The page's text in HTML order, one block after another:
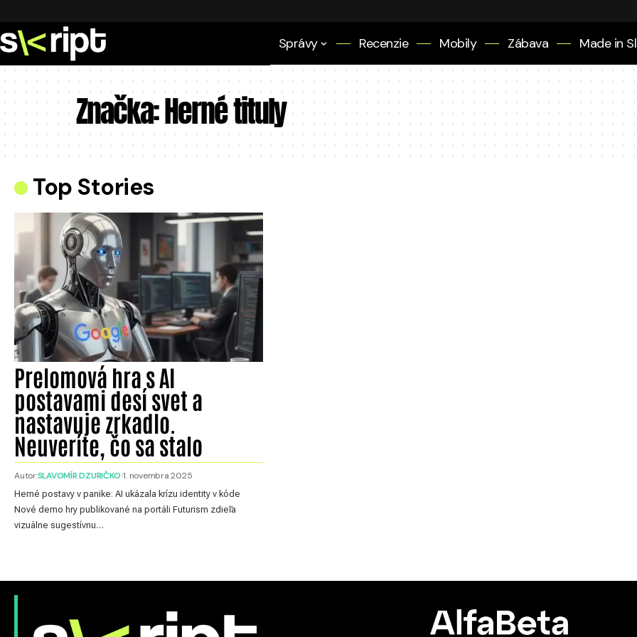
Správy Recenzie Mobily Zábava Made in
Značka:Herné tituly
Top Stories
Prelomová hra s AI
postavami desí svet a
nastavuje zrkadlo.
Neuveríte, čo sa stalo
Autor:SLAVOMÍR DZURIČKO 1. novembra 2025
Herné postavy v panike: AI ukázala krízu identity v kóde
Nové demo hry publikované na portáli Futurism zdieľa
vizuálne sugestívnu…